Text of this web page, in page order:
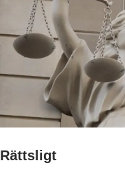
Rättsligt